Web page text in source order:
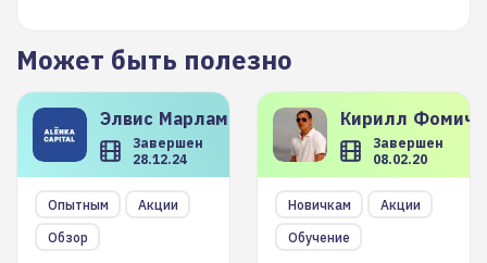
Может быть полезно
Элвис Марламов
Завершен
28.12.24
Опытным
Акции
Обзор
Кирилл
Завершен
08.02.20
Новичкам
Акции
Обучение